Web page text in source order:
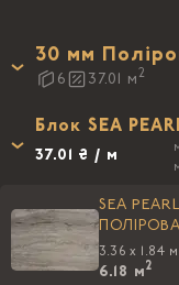
30 мм
6 37.01 м2
Блок SEA
37.01 ₴ / м
SEA
3.36 x 1.84 м
6.18 м2